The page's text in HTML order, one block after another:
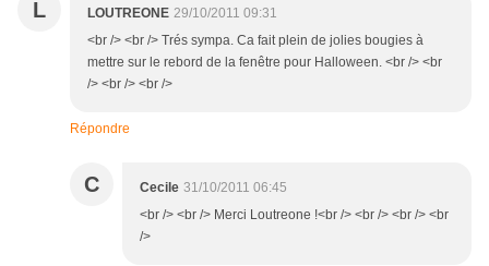
L LOUTREONE 29/10/2011 09:31
<br /> <br /> Trés sympa. Ca fait plein de jolies bougies à
mettre sur le rebord de la fenêtre pour Halloween. <br /> <br
/> <br /> <br />
Répondre
C Cecile 31/10/2011 06:45
<br /> <br /> Merci Loutreone !<br /> <br /> <br /> <br
/>